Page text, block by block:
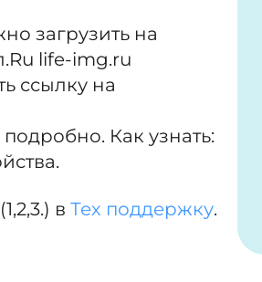
загрузить на
life-img.ru
ссылку на
Как узнать:
вТех поддержку.